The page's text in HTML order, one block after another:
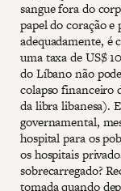
sangue fora do
papel do coração
adequadamente, é
uma taxa de US$
do Líbano não
colapso financeiro
da libra libanesa).
governamental,
hospital para os
os hospitais
sobrecarregado?
tomada quando